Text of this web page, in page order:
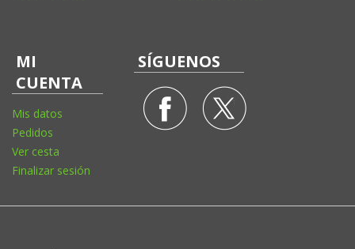
MI
CUENTA
Mis datos
Pedidos
Ver cesta
Finalizar sesión
SÍGUENOS